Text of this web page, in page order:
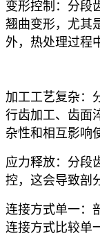
变形控制‌：分段
翘曲变形，尤其
外，热处理过程
加工工艺复杂‌：
行齿加工、齿面
杂性和相互影响
应力释放‌：分段
控，这会导致剖
连接方式单一‌：
连接方式比较单